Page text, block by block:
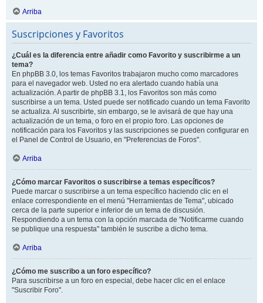
Arriba
Suscripciones y Favoritos
¿Cuál es la diferencia entre añadir como Favorito y suscribirme a un
tema?
En phpBB 3.0, los temas Favoritos trabajaron mucho como marcadores
para el navegador web. Usted no era alertado cuando había una
actualización. A partir de phpBB 3.1, los Favoritos son más como
suscribirse a un tema. Usted puede ser notificado cuando un tema Favorito
se actualiza. Al suscribirte, sin embargo, se le avisará de que hay una
actualización de un tema, o foro en el propio foro. Las opciones de
notificación para los Favoritos y las suscripciones se pueden configurar en
el Panel de Control de Usuario, en "Preferencias de Foros".
Arriba
¿Cómo marcar Favoritos o suscribirse a temas específicos?
Puede marcar o suscribirse a un tema específico haciendo clic en el
enlace correspondiente en el menú "Herramientas de Tema", ubicado
cerca de la parte superior e inferior de un tema de discusión.
Respondiendo a un tema con la opción marcada de "Notificarme cuando
se publique una respuesta" también le suscribe a dicho tema.
Arriba
¿Cómo me suscribo a un foro específico?
Para suscribirse a un foro en especial, debe hacer clic en el enlace
"Suscribir Foro".